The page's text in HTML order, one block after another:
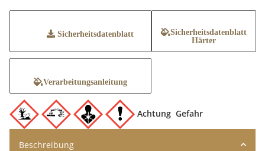
Sicherheitsdatenblatt
Sicherheitsdatenblatt
Härter
Verarbeitungsanleitung
Achtung Gefahr
Beschreibung